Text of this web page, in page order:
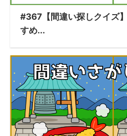
#367【間違い探しクイズ
すめ...